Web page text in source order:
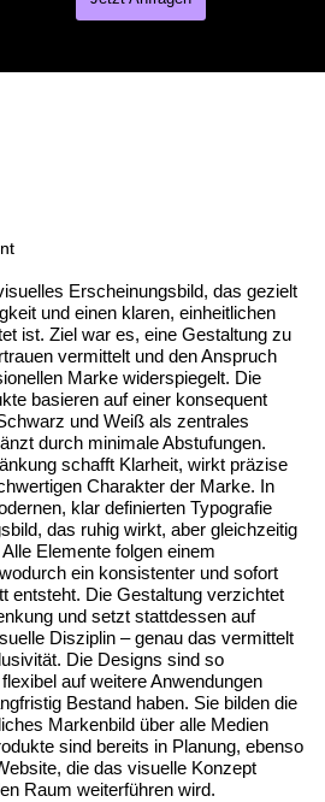
Erscheinungsbild, das gezielt
und einen klaren, einheitlichen
ist. Ziel war es, eine Gestaltung zu
vermittelt und den Anspruch
Marke widerspiegelt. Die
basieren auf einer konsequent
und Weiß als zentrales
durch minimale Abstufungen.
schafft Klarheit, wirkt präzise
Charakter der Marke. In
klar definierten Typografie
das ruhig wirkt, aber gleichzeitig
Elemente folgen einem
ein konsistenter und sofort
entsteht. Die Gestaltung verzichtet
und setzt stattdessen auf
Disziplin – genau das vermittelt
Die Designs sind so
auf weitere Anwendungen
Bestand haben. Sie bilden die
Markenbild über alle Medien
sind bereits in Planung, ebenso
die das visuelle Konzept
Raum weiterführen wird.